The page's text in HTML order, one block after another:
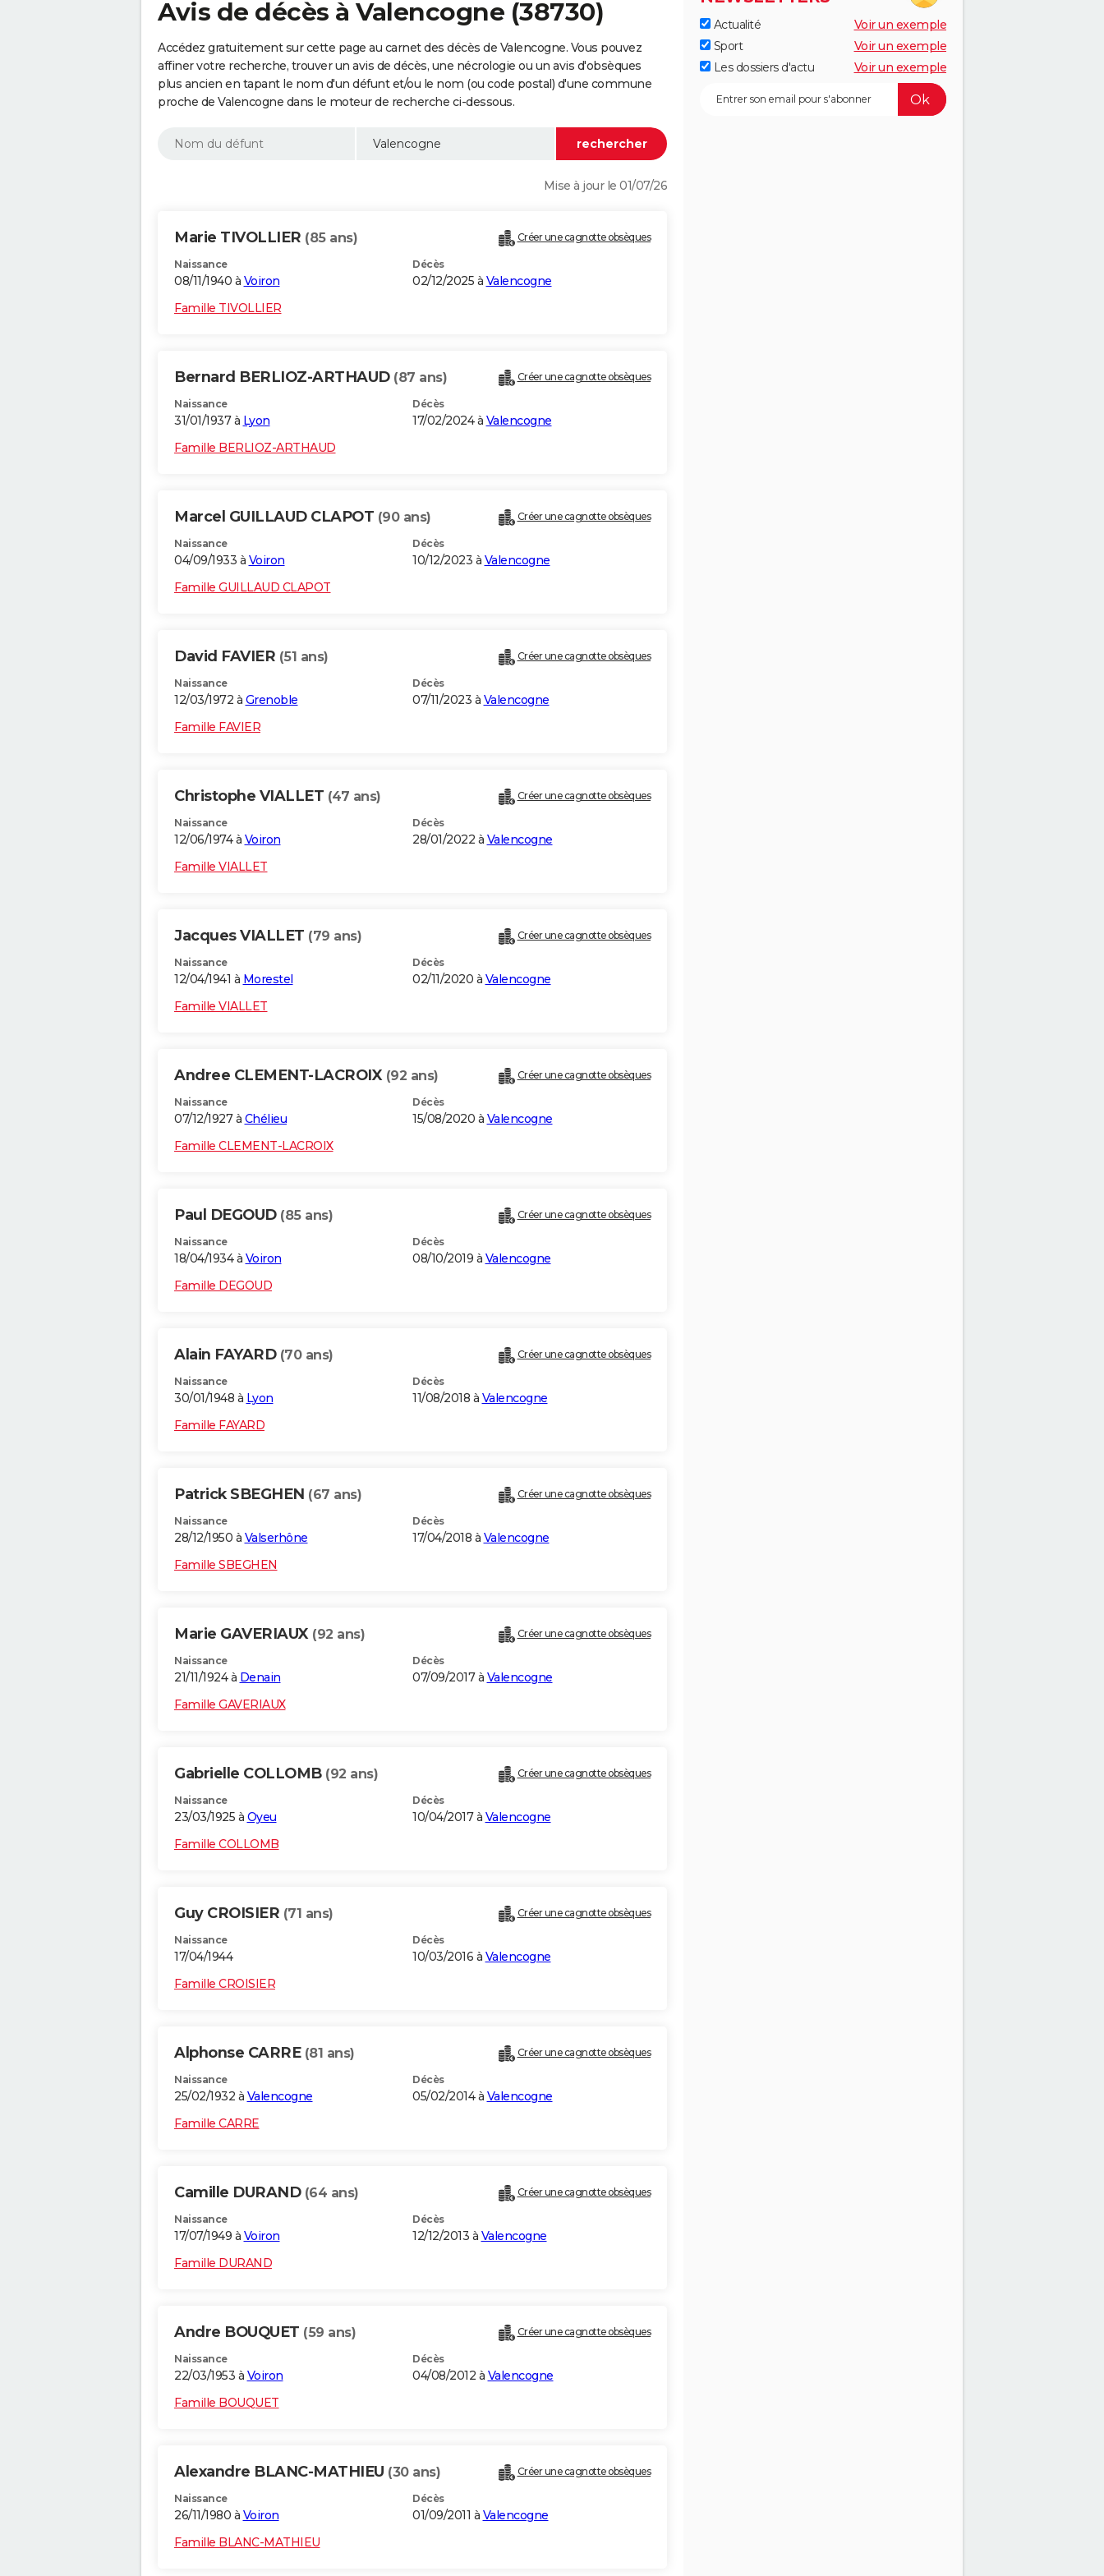
Avis de décès à Valencogne (38730)
Accédez gratuitement sur cette page au carnet des décès de Valencogne. Vous pouvez
affiner votre recherche, trouver un avis de décès, une nécrologie ou un avis d'obsèques
plus ancien en tapant le nom d'un défunt et/ou le nom (ou code postal) d'une commune
proche de Valencogne dans le moteur de recherche ci-dessous.
Mise à jour le 01/07/26
Marie TIVOLLIER (85 ans) Créer une cagnotte obsèques
Naissance
08/11/1940 à Voiron
Décès
02/12/2025 à Valencogne
Famille TIVOLLIER
Bernard BERLIOZ-ARTHAUD (87 ans) Créer une cagnotte obsèques
Naissance
31/01/1937 à Lyon
Décès
17/02/2024 à Valencogne
Famille BERLIOZ-ARTHAUD
Marcel GUILLAUD CLAPOT (90 ans) Créer une cagnotte obsèques
Naissance
04/09/1933 à Voiron
Décès
10/12/2023 à Valencogne
Famille GUILLAUD CLAPOT
David FAVIER (51 ans) Créer une cagnotte obsèques
Naissance
12/03/1972 à Grenoble
Décès
07/11/2023 à Valencogne
Famille FAVIER
Christophe VIALLET (47 ans) Créer une cagnotte obsèques
Naissance
12/06/1974 à Voiron
Décès
28/01/2022 à Valencogne
Famille VIALLET
Jacques VIALLET (79 ans) Créer une cagnotte obsèques
Naissance
12/04/1941 à Morestel
Décès
02/11/2020 à Valencogne
Famille VIALLET
Andree CLEMENT-LACROIX (92 ans) Créer une cagnotte obsèques
Naissance
07/12/1927 à Chélieu
Décès
15/08/2020 à Valencogne
Famille CLEMENT-LACROIX
Paul DEGOUD (85 ans) Créer une cagnotte obsèques
Naissance
18/04/1934 à Voiron
Décès
08/10/2019 à Valencogne
Famille DEGOUD
Alain FAYARD (70 ans) Créer une cagnotte obsèques
Naissance
30/01/1948 à Lyon
Décès
11/08/2018 à Valencogne
Famille FAYARD
Patrick SBEGHEN (67 ans) Créer une cagnotte obsèques
Naissance
28/12/1950 à Valserhône
Décès
17/04/2018 à Valencogne
Famille SBEGHEN
Marie GAVERIAUX (92 ans) Créer une cagnotte obsèques
Naissance
21/11/1924 à Denain
Décès
07/09/2017 à Valencogne
Famille GAVERIAUX
Gabrielle COLLOMB (92 ans) Créer une cagnotte obsèques
Naissance
23/03/1925 à Oyeu
Décès
10/04/2017 à Valencogne
Famille COLLOMB
Guy CROISIER (71 ans) Créer une cagnotte obsèques
Naissance
17/04/1944
Décès
10/03/2016 à Valencogne
Famille CROISIER
Alphonse CARRE (81 ans) Créer une cagnotte obsèques
Naissance
25/02/1932 à Valencogne
Décès
05/02/2014 à Valencogne
Famille CARRE
Camille DURAND (64 ans) Créer une cagnotte obsèques
Naissance
17/07/1949 à Voiron
Décès
12/12/2013 à Valencogne
Famille DURAND
Andre BOUQUET (59 ans) Créer une cagnotte obsèques
Naissance
22/03/1953 à Voiron
Décès
04/08/2012 à Valencogne
Famille BOUQUET
Alexandre BLANC-MATHIEU (30 ans) Créer une cagnotte obsèques
Naissance
26/11/1980 à Voiron
Décès
01/09/2011 à Valencogne
Famille BLANC-MATHIEU
Actualité
Voir un exemple
Sport
Voir un exemple
Les dossiers d'actu
Voir un exemple